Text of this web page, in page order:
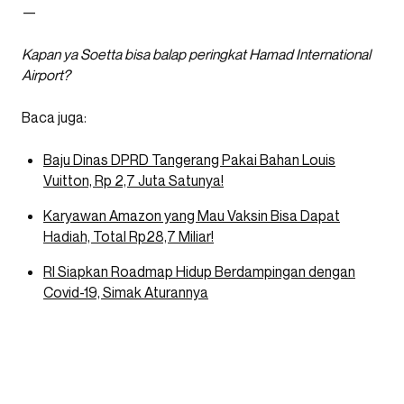
—
Kapan ya Soetta bisa balap peringkat Hamad International
Airport?
Baca juga:
Baju Dinas DPRD Tangerang Pakai Bahan Louis
Vuitton, Rp 2,7 Juta Satunya!
Karyawan Amazon yang Mau Vaksin Bisa Dapat
Hadiah, Total Rp28,7 Miliar!
RI Siapkan Roadmap Hidup Berdampingan dengan
Covid-19, Simak Aturannya